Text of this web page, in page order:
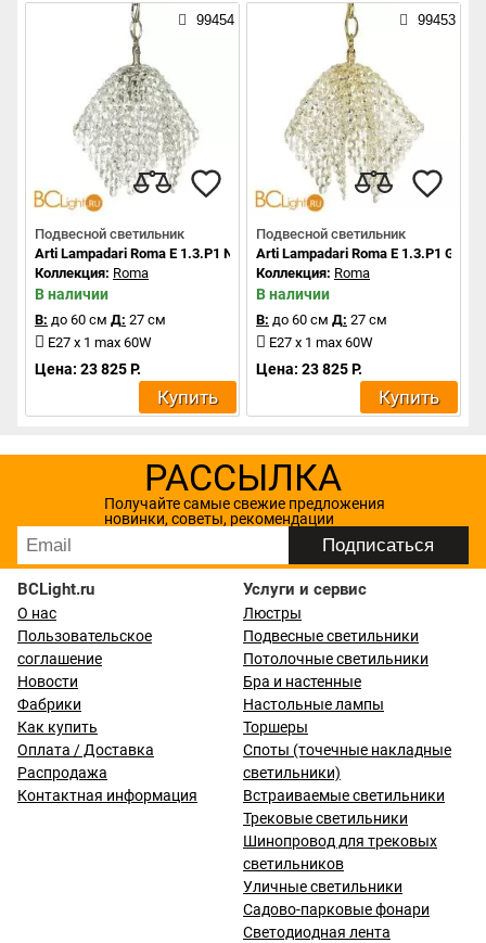
99454
Подвесной светильник
Arti Lampadari Roma E 1.3.P1 N
Коллекция: Roma
В наличии
В: до 60 см Д: 27 см
E27 x 1 max 60W
Цена: 23 825 Р.
Купить
99453
Подвесной светильник
Arti Lampadari Roma E 1.3.P1 G
Коллекция: Roma
В наличии
В: до 60 см Д: 27 см
E27 x 1 max 60W
Цена: 23 825 Р.
Купить
РАССЫЛКА
Получайте самые свежие предложения
новинки, советы, рекомендации
BCLight.ru
О нас
Пользовательское
соглашение
Новости
Фабрики
Как купить
Оплата / Доставка
Распродажа
Контактная информация
Услуги и сервис
Люстры
Подвесные светильники
Потолочные светильники
Бра и настенные
Настольные лампы
Торшеры
Споты (точечные накладные
светильники)
Встраиваемые светильники
Трековые светильники
Шинопровод для трековых
светильников
Уличные светильники
Садово-парковые фонари
Светодиодная лента